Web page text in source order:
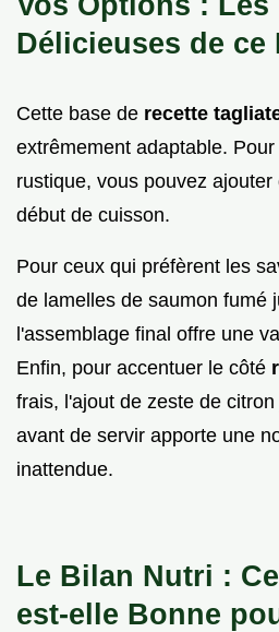
Délicieuses de ce
Cette base de recette
extrêmement adaptable.
rustique, vous pouvez
début de cuisson.
Pour ceux qui préfèrent les
de lamelles de saumon fumé
l'assemblage final offre une
Enfin, pour accentuer le côté
frais, l'ajout de zeste de
avant de servir apporte une
inattendue.
Le Bilan Nutri :
est-elle Bonne